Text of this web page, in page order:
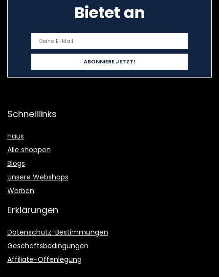
Bietet an
Schnelllinks
Haus
Alle shoppen
Blogs
Unsere Webshops
Werben
Erklärungen
Datenschutz-Bestimmungen
Geschäftsbedingungen
Affiliate-Offenlegung